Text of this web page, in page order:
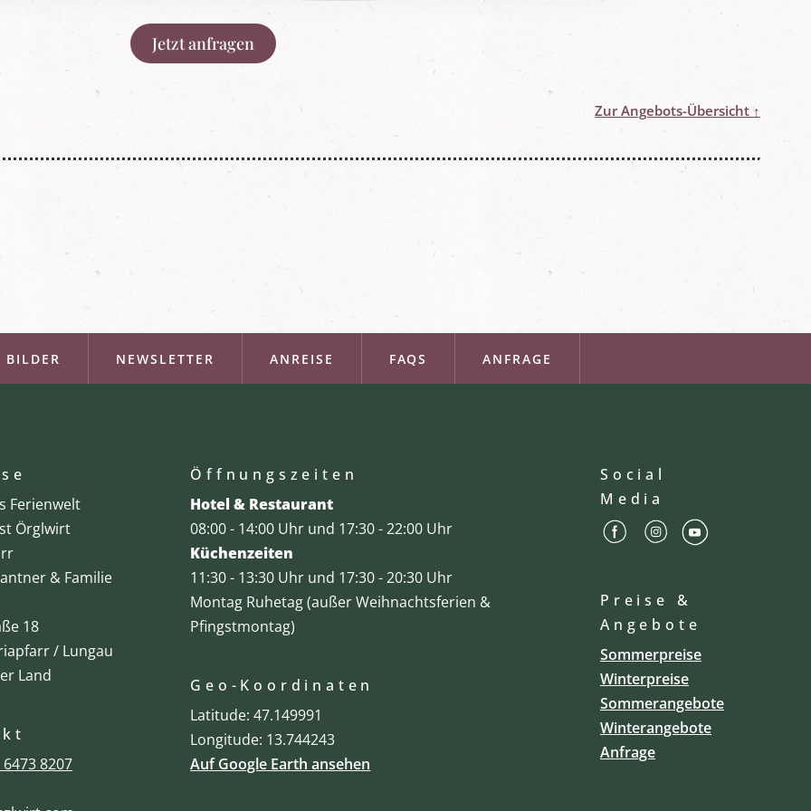
Jetzt anfragen
Zur Angebots-Übersicht ↑
BILDER NEWSLETTER ANREISE FAQS ANFRAGE
Ferienwelt
Örglwirt
& Familie
18
/ Lungau
Land
8207
Öffnungszeiten
Hotel & Restaurant
08:00 - 14:00 Uhr und 17:30 - 22:00 Uhr
Küchenzeiten
11:30 - 13:30 Uhr und 17:30 - 20:30 Uhr
Montag Ruhetag (außer Weihnachtsferien &
Pfingstmontag)
Geo-Koordinaten
Latitude: 47.149991
Longitude: 13.744243
Auf Google Earth ansehen
Social
Media
Preise &
Angebote
Sommerpreise
Winterpreise
Sommerangebote
Winterangebote
Anfrage